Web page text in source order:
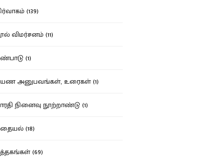
(139)
விமர்சனம் (11)
(1)
அனுபவங்கள், உரைகள் (1)
நினைவு நூற்றாண்டு (1)
(18)
(69)